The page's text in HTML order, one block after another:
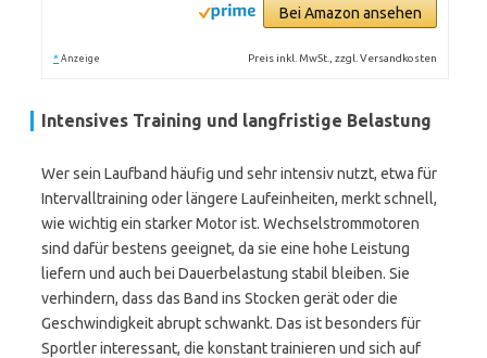
Bei Amazon ansehen
* Anzeige Preis inkl. MwSt., zzgl. Versandkosten
Intensives Training und langfristige Belastung
Wer sein Laufband häufig und sehr intensiv nutzt, etwa für
Intervalltraining oder längere Laufeinheiten, merkt schnell,
wie wichtig ein starker Motor ist. Wechselstrommotoren
sind dafür bestens geeignet, da sie eine hohe Leistung
liefern und auch bei Dauerbelastung stabil bleiben. Sie
verhindern, dass das Band ins Stocken gerät oder die
Geschwindigkeit abrupt schwankt. Das ist besonders für
Sportler interessant, die konstant trainieren und sich auf